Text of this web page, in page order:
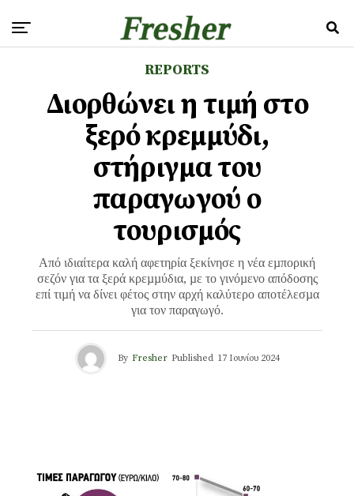
REPORTS
Διορθώνει η τιμή στο
ξερό κρεμμύδι,
στήριγμα του
παραγωγού ο
τουρισμός
Από ιδιαίτερα καλή αφετηρία ξεκίνησε η νέα εµπορική
σεζόν για τα ξερά κρεµµύδια, µε το γινόµενο απόδοσης
επί τιµή να δίνει φέτος στην αρχή καλύτερο αποτέλεσµα
για τον παραγωγό.
By Fresher Published 17 Ιουνίου 2024